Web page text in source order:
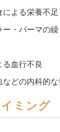
よる栄養不足
ー・パーマの
る血行不良
どの内科的な
ミング